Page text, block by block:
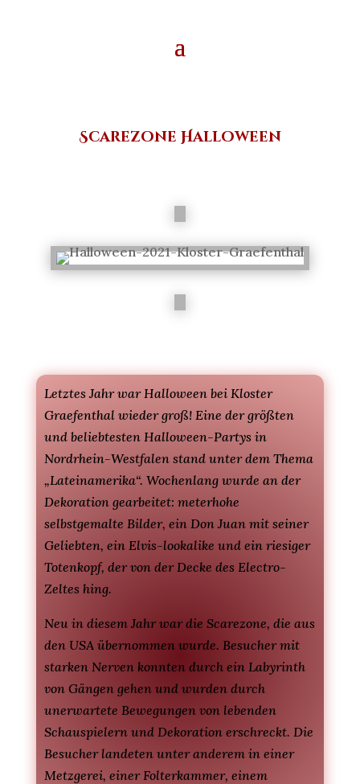
Scarezone Halloween
Letztes Jahr war Halloween bei Kloster
Graefenthal wieder groß! Eine der größten
und beliebtesten Halloween-Partys in
Nordrhein-Westfalen stand unter dem Thema
„Lateinamerika“. Wochenlang wurde an der
Dekoration gearbeitet: meterhohe
selbstgemalte Bilder, ein Don Juan mit seiner
Geliebten, ein Elvis-lookalike und ein riesiger
Totenkopf, der von der Decke des Electro-
Zeltes hing.
Neu in diesem Jahr war die Scarezone, die aus
den USA übernommen wurde. Besucher mit
starken Nerven konnten durch ein Labyrinth
von Gängen gehen und wurden durch
unerwartete Bewegungen von lebenden
Schauspielern und Dekoration erschreckt. Die
Besucher landeten unter anderem in einer
Metzgerei, einer Folterkammer, einem